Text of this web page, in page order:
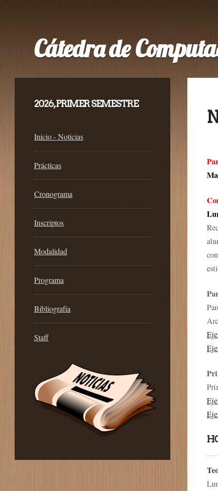
Cátedra de
2026, PRIMER SEMESTRE
Inicio - Noticias
Prácticas
Cronograma
Inscriptos
Modalidad
Programa
Bibliografía
Staff